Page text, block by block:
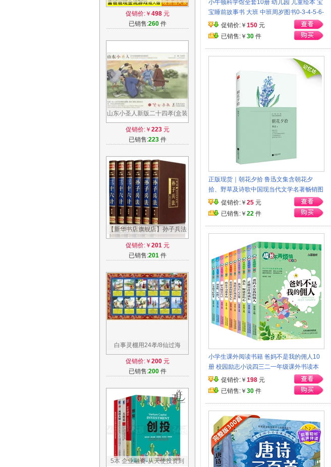
流游戏 升级珍藏成人版 简体
中文财商系列实现财务自由教
育游戏投资指南 富爸爸穷爸爸
促销价:￥ 498元
已销售:260件
山东小圣人新版二十四孝(盒装
24本) 畅销书籍 童书 正版
促销价:￥ 223元
已销售:223件
【新华书店旗舰店】孙子兵法
与三十六计文白对照全套绸面
精装6册 案例详解中国历史军
事珍藏图书古代兵法孙武兵法
促销价:￥ 201元
已销售:201件
白事灵棚用24孝/8仙过海
促销价:￥ 200元
已销售:200件
5本 企业融资-从天使投资到
小牛顿科学馆全套10册 幼儿园 儿童绘本 宝
宝睡前故事书 大班 中班周岁图书0-3-4-5-6-
7岁幼儿图书科普绘本 绘本批发 儿童6--10
岁
促销价:￥ 150 元
已销售:￥ 30 件
正版现货｜朝花夕拾 鲁迅文集含朝花夕
拾、野草及诗歌中国现当代文学名著畅销图
书籍朝花夕拾鲁迅正版初中生中小学生新课
标读物
促销价:￥ 25 元
已销售:￥ 22 件
小学生课外阅读书籍 爸妈不是我的佣人10
册 校园励志小说四三二一年级课外书读本
青少年儿童文学读物适合6-8-9-10-12岁成
长不烦恼
促销价:￥ 198 元
已销售:￥ 30 件